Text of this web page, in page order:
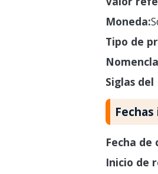
Moneda:
Tipo de
Siglas del
Fecha de
Inicio de